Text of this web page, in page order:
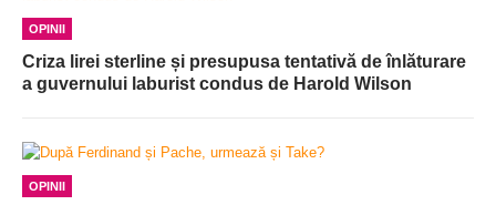
OPINII
Criza lirei sterline și presupusa tentativă de înlăturare
a guvernului laburist condus de Harold Wilson
OPINII